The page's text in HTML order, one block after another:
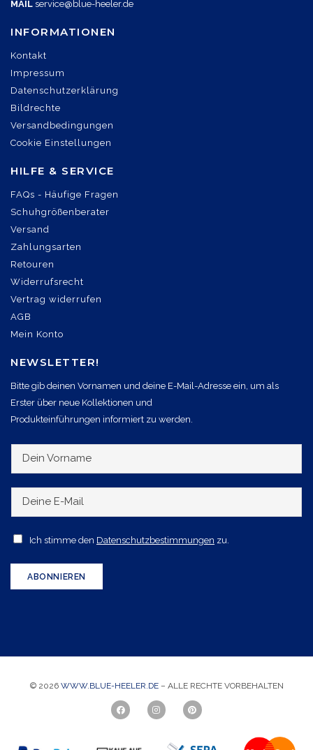
MAIL service@blue-heeler.de
INFORMATIONEN
Kontakt
Impressum
Datenschutzerklärung
Bildrechte
Versandbedingungen
Cookie Einstellungen
HILFE & SERVICE
FAQs - Häufige Fragen
Schuhgrößenberater
Versand
Zahlungsarten
Retouren
Widerrufsrecht
Vertrag widerrufen
AGB
Mein Konto
NEWSLETTER!
Bitte gib deinen Vornamen und deine E-Mail-Adresse ein, um als
Erster über neue Kollektionen und
Produkteinführungen informiert zu werden.
e
i
o
r
e
E
A
Ich stimme den Datenschutzbestimmungen zu.
ABONNIEREN
© 2026 WWW.BLUE-HEELER.DE – ALLE RECHTE VORBEHALTEN